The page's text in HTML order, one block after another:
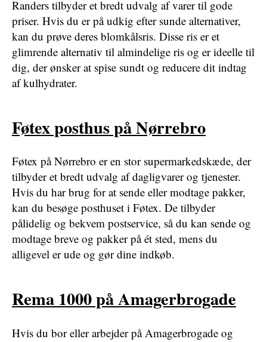
Randers tilbyder et bredt udvalg af varer til gode
priser. Hvis du er på udkig efter sunde alternativer,
kan du prøve deres blomkålsris. Disse ris er et
glimrende alternativ til almindelige ris og er ideelle til
dig, der ønsker at spise sundt og reducere dit indtag
af kulhydrater.
Føtex posthus på Nørrebro
Føtex på Nørrebro er en stor supermarkedskæde, der
tilbyder et bredt udvalg af dagligvarer og tjenester.
Hvis du har brug for at sende eller modtage pakker,
kan du besøge posthuset i Føtex. De tilbyder
pålidelig og bekvem postservice, så du kan sende og
modtage breve og pakker på ét sted, mens du
alligevel er ude og gør dine indkøb.
Rema 1000 på Amagerbrogade
Hvis du bor eller arbejder på Amagerbrogade og